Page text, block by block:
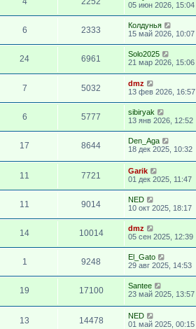
05 июн 2026, 15:04
6 2333
Колдунья
15 май 2026, 10:07
24 6961
Solo2025
21 мар 2026, 15:06
7 5032
dmz
13 фев 2026, 16:57
6 5777
sibiryak
13 янв 2026, 12:52
17 8644
Den_Aga
18 дек 2025, 10:32
11 7721
Garik
01 дек 2025, 11:47
11 9014
NED
10 окт 2025, 18:17
14 10014
dmz
05 сен 2025, 12:39
1 9248
El_Gato
29 авг 2025, 14:53
19 17100
Santee
23 май 2025, 13:57
13 14478
NED
01 май 2025, 00:15